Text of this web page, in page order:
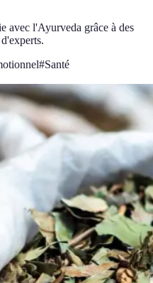
avec l'Ayurveda grâce à des
#Santé